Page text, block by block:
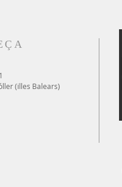
(illes Balears)